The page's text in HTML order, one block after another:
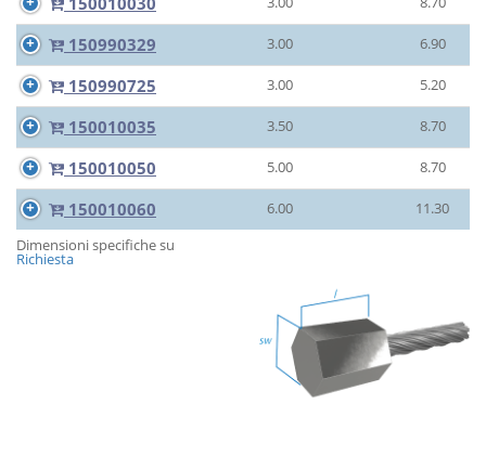
150990329 3.00 6.90
150990725 3.00 5.20
150010035 3.50 8.70
150010050 5.00 8.70
150010060 6.00
11.30
Dimensioni specifiche su
Richiesta